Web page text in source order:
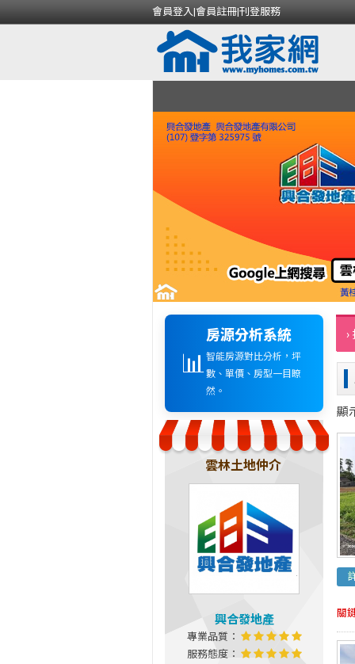
會員登入|會員註冊|刊登服務
📊
房源分析系統
智能房源對比分析，坪
數、單價、房型一目瞭
然。
雲林土地仲介
興合發地產
專業品質：
服務態度：
›
顯
關